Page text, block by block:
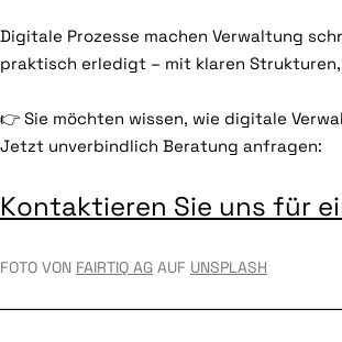
Digitale Prozesse machen Verwaltung
praktisch erledigt – mit klaren
👉 Sie möchten wissen, wie digitale
Jetzt unverbindlich Beratung anfragen:
Kontaktieren Sie uns für
FOTO VON FAIRTIQ AG AUF UNSPLASH